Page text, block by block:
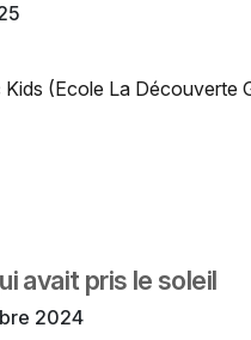
Kids (Ecole La Découverte
avait pris le soleil
2024